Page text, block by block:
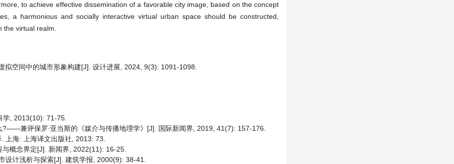
to achieve effective dissemination of a favorable city image, based on the concept
a harmonious and socially interactive virtual urban space should be constructed,
the virtual realm.
空间中的城市形象构建[J]. 设计进展, 2024, 9(3): 1091-1098.
学, 2013(10): 71-75.
兼评保罗∙亚当斯的《媒介与传播地理学》[J]. 国际新闻界, 2019, 41(7): 157-176.
上海: 上海译文出版社, 2013: 73.
概念界定[J]. 新闻界, 2022(11): 16-25.
计浅析与探索[J]. 建筑学报, 2000(9): 38-41.